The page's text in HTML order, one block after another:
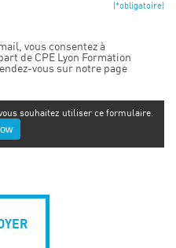
(*obligatoire)
vous consentez à
de CPE Lyon Formation
vous sur notre page
souhaitez utiliser ce formulaire.